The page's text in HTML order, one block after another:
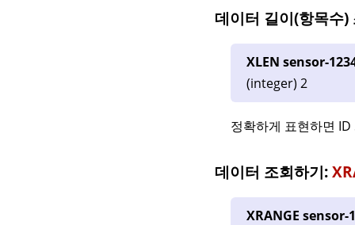
데이터 길이(항목수
XLEN sensor-
(integer) 2
정확하게 표현하면
데이터 조회하기:
XRANGE sensor-